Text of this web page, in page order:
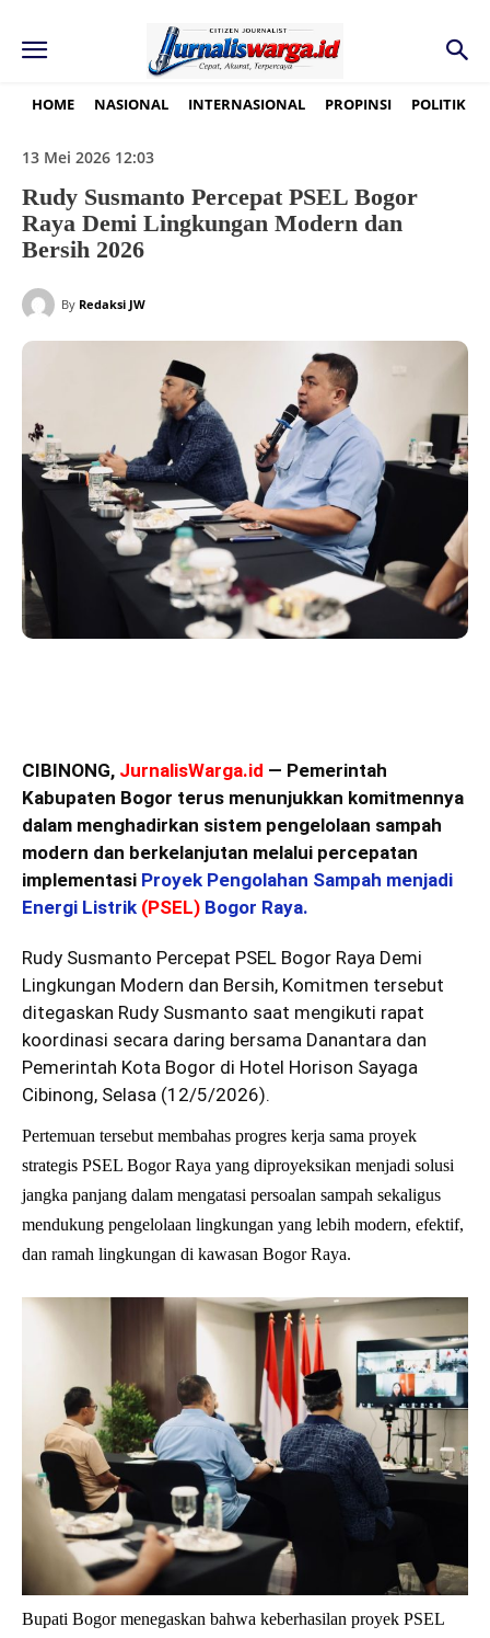
HOME NASIONAL INTERNASIONAL PROPINSI POLITIK
13 Mei 2026 12:03
Rudy Susmanto Percepat PSEL Bogor
Raya Demi Lingkungan Modern dan
Bersih 2026
By Redaksi JW
CIBINONG, JurnalisWarga.id — Pemerintah
Kabupaten Bogor terus menunjukkan komitmennya
dalam menghadirkan sistem pengelolaan sampah
modern dan berkelanjutan melalui percepatan
implementasi Proyek Pengolahan Sampah menjadi
Energi Listrik (PSEL) Bogor Raya.
Rudy Susmanto Percepat PSEL Bogor Raya Demi
Lingkungan Modern dan Bersih, Komitmen tersebut
ditegaskan Rudy Susmanto saat mengikuti rapat
koordinasi secara daring bersama Danantara dan
Pemerintah Kota Bogor di Hotel Horison Sayaga
Cibinong, Selasa (12/5/2026).
Pertemuan tersebut membahas progres kerja sama proyek
strategis PSEL Bogor Raya yang diproyeksikan menjadi solusi
jangka panjang dalam mengatasi persoalan sampah sekaligus
mendukung pengelolaan lingkungan yang lebih modern, efektif,
dan ramah lingkungan di kawasan Bogor Raya.
Bupati Bogor menegaskan bahwa keberhasilan proyek PSEL